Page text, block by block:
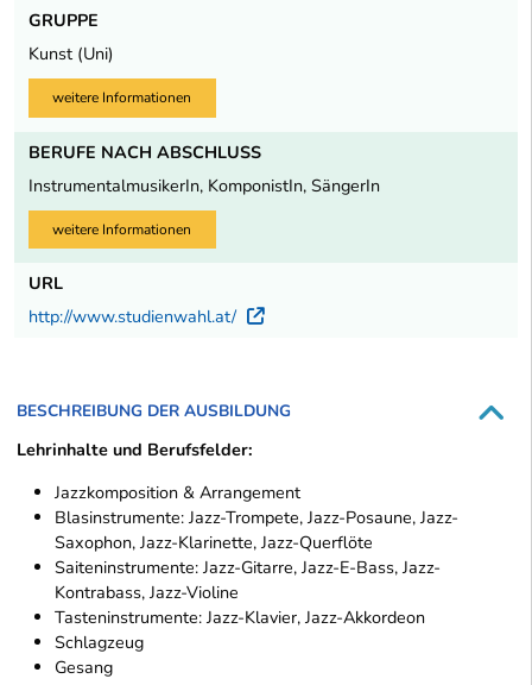
GRUPPE
Kunst (Uni)
weitere Informationen
BERUFE NACH ABSCHLUSS
InstrumentalmusikerIn, KomponistIn, SängerIn
weitere Informationen
URL
http://www.studienwahl.at/
Externer Link
BESCHREIBUNG DER AUSBILDUNG
Lehrinhalte und Berufsfelder:
Jazzkomposition & Arrangement
Blasinstrumente: Jazz-Trompete, Jazz-Posaune, Jazz-
Saxophon, Jazz-Klarinette, Jazz-Querflöte
Saiteninstrumente: Jazz-Gitarre, Jazz-E-Bass, Jazz-
Kontrabass, Jazz-Violine
Tasteninstrumente: Jazz-Klavier, Jazz-Akkordeon
Schlagzeug
Gesang